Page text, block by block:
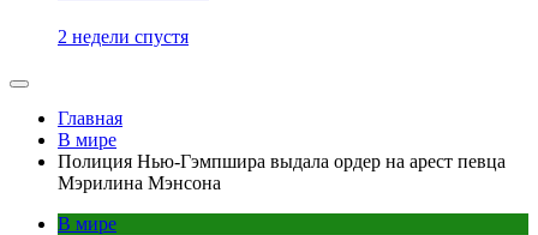
2 недели спустя
Главная
В мире
Полиция Нью-Гэмпшира выдала ордер на арест певца
Мэрилина Мэнсона
В мире